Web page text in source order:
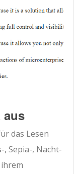
aus
das Lesen
, Sepia-, Nacht-